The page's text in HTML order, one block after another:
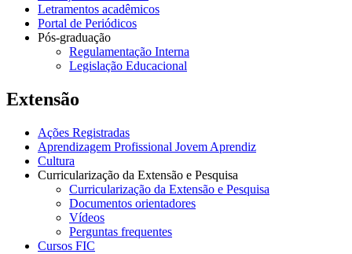
Letramentos acadêmicos
Portal de Periódicos
Pós-graduação
Regulamentação Interna
Legislação Educacional
Extensão
Ações Registradas
Aprendizagem Profissional Jovem Aprendiz
Cultura
Curricularização da Extensão e Pesquisa
Curricularização da Extensão e Pesquisa
Documentos orientadores
Vídeos
Perguntas frequentes
Cursos FIC